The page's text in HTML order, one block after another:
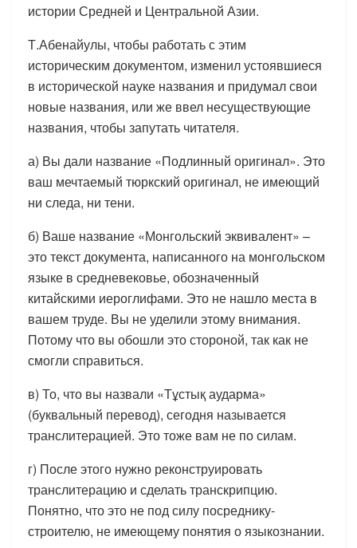
истории Средней и Центральной Азии.
Т.Абенайулы, чтобы работать с этим
историческим документом, изменил устоявшиеся
в исторической науке названия и придумал свои
новые названия, или же ввел несуществующие
названия, чтобы запутать читателя.
а) Вы дали название «Подлинный оригинал». Это
ваш мечтаемый тюркский оригинал, не имеющий
ни следа, ни тени.
б) Ваше название «Монгольский эквивалент» –
это текст документа, написанного на монгольском
языке в средневековье, обозначенный
китайскими иероглифами. Это не нашло места в
вашем труде. Вы не уделили этому внимания.
Потому что вы обошли это стороной, так как не
смогли справиться.
в) То, что вы назвали «Тұстық аударма»
(буквальный перевод), сегодня называется
транслитерацией. Это тоже вам не по силам.
г) После этого нужно реконструировать
транслитерацию и сделать транскрипцию.
Понятно, что это не под силу посреднику-
строителю, не имеющему понятия о языкознании.